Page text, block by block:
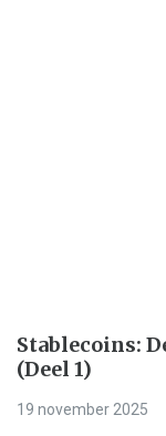
Stablecoins:
(Deel 1)
19 november 2025